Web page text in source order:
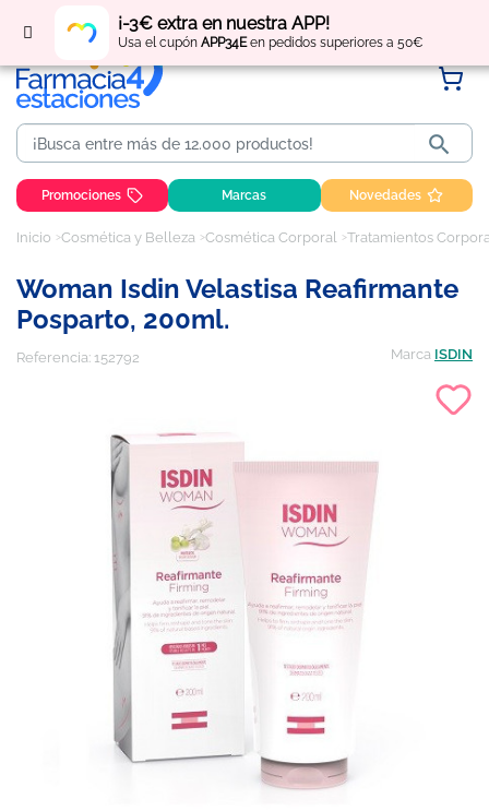
¡-3€ extra en nuestra APP!
Usa el cupón APP34Een pedidos superiores a 50€
Regístratey obtén puntos por tus compras

Promociones Marcas Novedades
Inicio Cosmética y Belleza Cosmética Corporal Tratamientos
Woman Isdin Velastisa Reafirmante
Posparto, 200ml.
Referencia: 152792 Marca ISDIN